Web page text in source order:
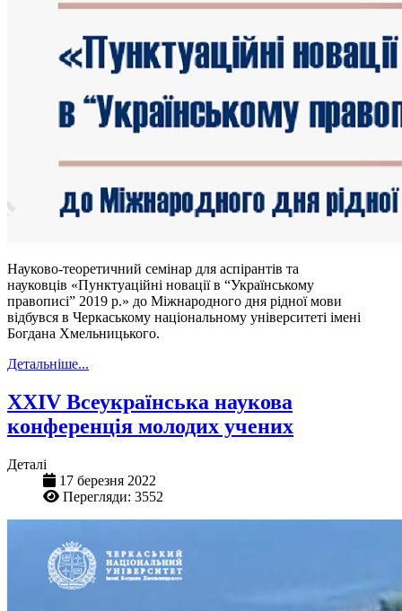
Науково-теоретичний семінар для аспірантів та
науковців «Пунктуаційні новації в “Українському
правописі” 2019 р.» до Міжнародного дня рідної мови
відбувся в Черкаському національному університеті імені
Богдана Хмельницького.
Детальніше...
XXIV Всеукраїнська наукова
конференція молодих учених
Деталі
17 березня 2022
Перегляди: 3552